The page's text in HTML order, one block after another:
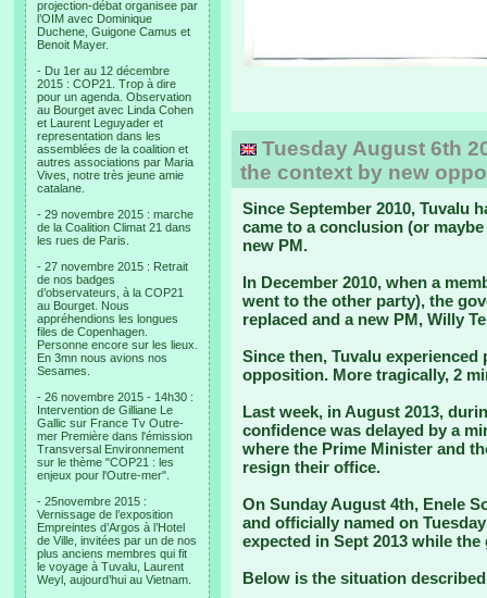
projection-débat organisee par
l’OIM avec Dominique
Duchene, Guigone Camus et
Benoit Mayer.
- Du 1er au 12 décembre
2015 : COP21. Trop à dire
pour un agenda. Observation
au Bourget avec Linda Cohen
et Laurent Leguyader et
representation dans les
assemblées de la coalition et
autres associations par Maria
Vives, notre très jeune amie
catalane.
- 29 novembre 2015 : marche
de la Coalition Climat 21 dans
les rues de Paris.
- 27 novembre 2015 : Retrait
de nos badges
d’observateurs, à la COP21
au Bourget. Nous
appréhendions les longues
files de Copenhagen.
Personne encore sur les lieux.
En 3mn nous avions nos
Sesames.
- 26 novembre 2015 - 14h30 :
Intervention de Gilliane Le
Gallic sur France Tv Outre-
mer Première dans l'émission
Transversal Environnement
sur le thème "COP21 : les
enjeux pour l'Outre-mer".
- 25novembre 2015 :
Vernissage de l’exposition
Empreintes d’Argos à l’Hotel
de Ville, invitées par un de nos
plus anciens membres qui fit
le voyage à Tuvalu, Laurent
Weyl, aujourd’hui au Vietnam.
Tuesday August 6th
the context by new
Since September 2010, Tuvalu
came to a conclusion (or
new PM.
In December 2010, when a
went to the other party), the
replaced and a new PM, Willy
Since then, Tuvalu
opposition. More tragically, 2
Last week, in August 2013,
confidence was delayed by a
where the Prime Minister and
resign their office.
On Sunday August 4th, Enele
and officially named on
expected in Sept 2013 while
Below is the situation